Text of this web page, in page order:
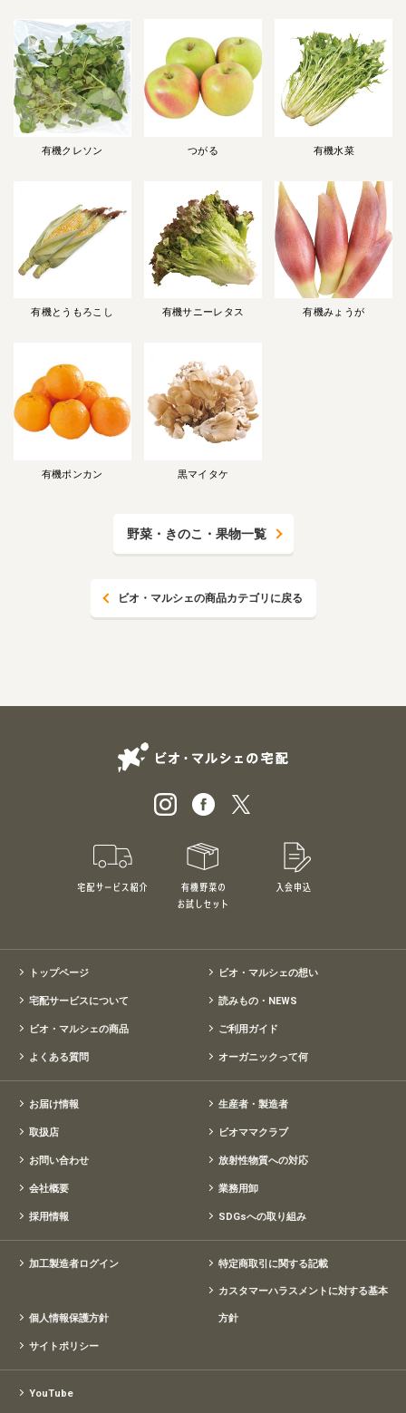
有機クレソン つがる 有機水菜
有機とうもろこし 有機サニーレタス 有機みょうが
有機ポンカン 黒マイタケ
野菜・きのこ・果物一覧
ビオ・マルシェの商品カテゴリに戻る
宅配サービス紹介 有機野菜のお試しセット
トップページ ビオ・マルシェの想い
宅配サービスについて 読みもの・NEWS
ビオ・マルシェの商品 ご利用ガイド
よくある質問 オーガニックって何
お届け情報 生産者・製造者
取扱店 ビオママクラブ
お問い合わせ 放射性物質への対応
会社概要 業務用卸
採用情報 SDGsへの取り組み
加工製造者ログイン 特定商取引に関する記載
個人情報保護方針
カスタマーハラスメントに対する基本
方針
サイトポリシー
YouTube